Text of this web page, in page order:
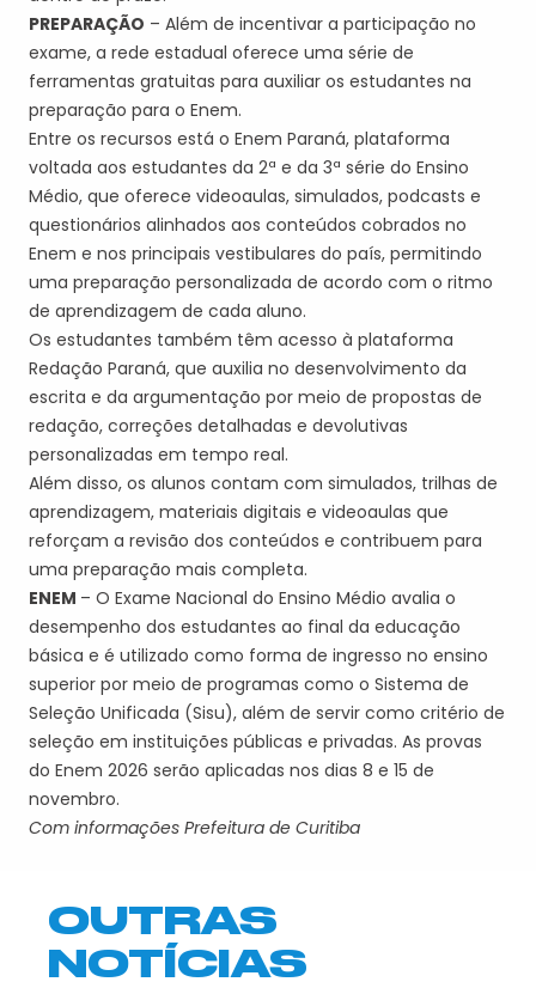
PREPARAÇÃO – Além de incentivar a participação no
exame, a rede estadual oferece uma série de
ferramentas gratuitas para auxiliar os estudantes na
preparação para o Enem.
Entre os recursos está o Enem Paraná, plataforma
voltada aos estudantes da 2ª e da 3ª série do Ensino
Médio, que oferece videoaulas, simulados, podcasts e
questionários alinhados aos conteúdos cobrados no
Enem e nos principais vestibulares do país, permitindo
uma preparação personalizada de acordo com o ritmo
de aprendizagem de cada aluno.
Os estudantes também têm acesso à plataforma
Redação Paraná, que auxilia no desenvolvimento da
escrita e da argumentação por meio de propostas de
redação, correções detalhadas e devolutivas
personalizadas em tempo real.
Além disso, os alunos contam com simulados, trilhas de
aprendizagem, materiais digitais e videoaulas que
reforçam a revisão dos conteúdos e contribuem para
uma preparação mais completa.
ENEM – O Exame Nacional do Ensino Médio avalia o
desempenho dos estudantes ao final da educação
básica e é utilizado como forma de ingresso no ensino
superior por meio de programas como o Sistema de
Seleção Unificada (Sisu), além de servir como critério de
seleção em instituições públicas e privadas. As provas
do Enem 2026 serão aplicadas nos dias 8 e 15 de
novembro.
Com informações Prefeitura de Curitiba
OUTRAS
NOTÍCIAS